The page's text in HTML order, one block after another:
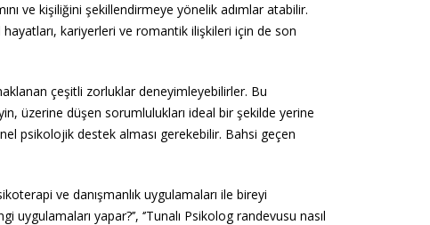
ve kişiliğini şekillendirmeye yönelik adımlar atabilir.
hayatları, kariyerleri ve romantik ilişkileri için de son
çeşitli zorluklar deneyimleyebilirler. Bu
üzerine düşen sorumlulukları ideal bir şekilde yerine
psikolojik destek alması gerekebilir. Bahsi geçen
ve danışmanlık uygulamaları ile bireyi
uygulamaları yapar?’’, ‘’Tunalı Psikolog randevusu nasıl